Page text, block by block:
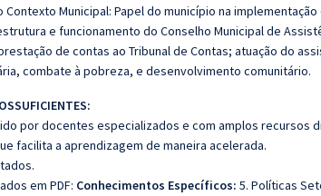
Contexto Municipal: Papel do município na
e funcionamento do Conselho Municipal de
de contas ao Tribunal de Contas; atuação do
combate à pobreza, e desenvolvimento comunitário.
por docentes especializados e com amplos recursos
facilita a aprendizagem de maneira acelerada.
em PDF: Conhecimentos Específicos: 5. Políticas